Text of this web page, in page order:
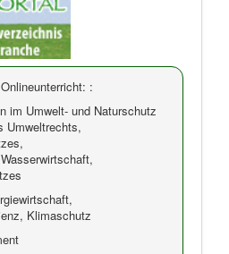
:
im Umwelt- und Naturschutz
Umweltrechts,
Klimaschutz